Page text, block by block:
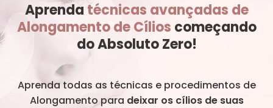
Aprenda técnicas avançadas de
Alongamento de Cílios começando
do Absoluto Zero!
Aprenda todas as técnicas e procedimentos de
Alongamento para deixar os cílios de suas